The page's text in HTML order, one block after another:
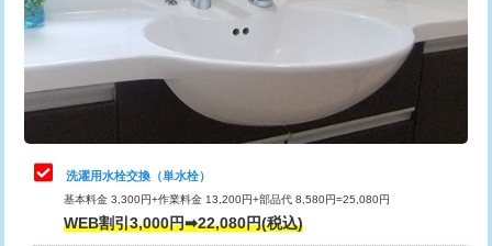
給水管工事※（塩ビ管（VP・HI）使
用（追加）/3ｍ超え)
給水管工事※（ライニング鋼管・銅
管・ポリ管・HT管使用/3ｍまで)
44,000円
給水管工事※（ライニング鋼管・銅
管・ポリ管・HT管使用/3ｍ超え)
排水管工事（土の掘削・埋め戻し作
桝清掃
止水・漏水調査・防水処理・清掃・修
理・調整・分解・加工など（軽作業）
11,000円
止水・漏水調査・防水処理・清掃・修
理・調整・分解・加工など（中作業）
22,000円
止水・漏水調査・防水処理・清掃・修
理・調整・分解・加工など（重作業）
33,000円
洗濯用水栓交換（単水栓）
基本料金 3,300円+作業料金 13,200円+部品代 8,580円=25,080円
WEB割引3,000円➡22,080円(税込)